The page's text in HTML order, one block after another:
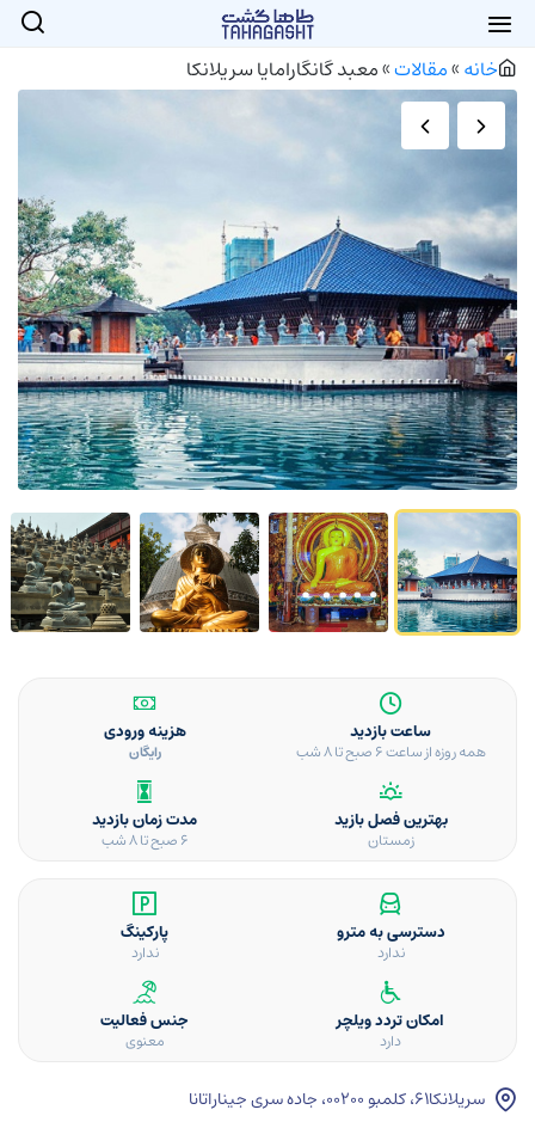
خانه»مقالات»معبد گانگارامایا سریلانکا
ساعت بازدید
همه روزه از ساعت ۶ صبح تا ۸ شب
هزینه ورودی
رایگان
بهترین فصل بازید
زمستان
مدت زمان بازدید
۶ صبح تا ۸ شب
دسترسی به مترو
ندارد
پارکینگ
ندارد
امکان تردد ویلچر
دارد
جنس فعالیت
معنوی
سریلانکا۶۱، کلمبو ۰۰۲۰۰، جاده سری جیناراتانا